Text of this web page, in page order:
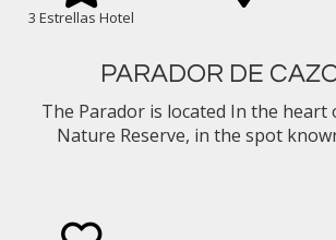
3 Estrellas Hotel
PARADOR DE
The Parador is located In the heart
Nature Reserve, in the spot